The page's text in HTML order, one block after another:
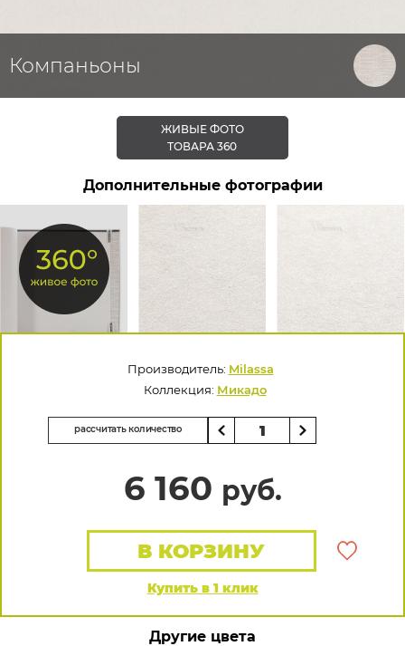
Компаньоны
ЖИВЫЕ ФОТО
ТОВАРА 360
Дополнительные фотографии
Производитель: Milassa
Коллекция: Микадо
рассчитать количество
6 160 руб.
Купить в 1 клик
В КОРЗИНУ
Другие цвета